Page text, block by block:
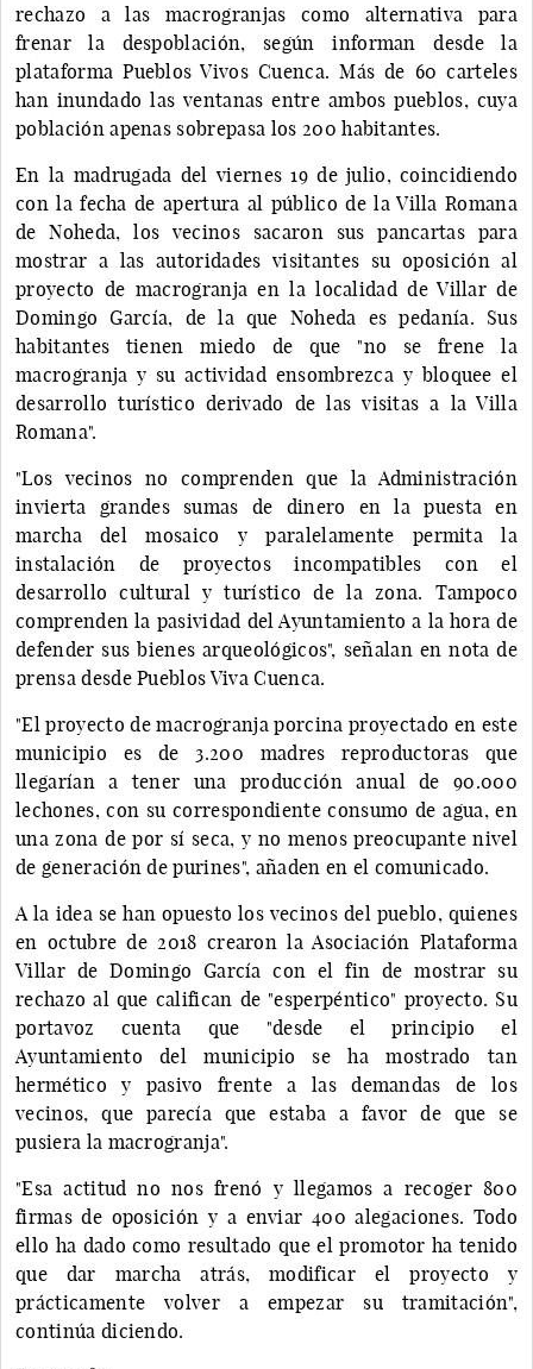
rechazo a las macrogranjas como alternativa para
frenar la despoblación, según informan desde la
plataforma Pueblos Vivos Cuenca. Más de 60 carteles
han inundado las ventanas entre ambos pueblos, cuya
población apenas sobrepasa los 200 habitantes.
En la madrugada del viernes 19 de julio, coincidiendo
con la fecha de apertura al público de la Villa Romana
de Noheda, los vecinos sacaron sus pancartas para
mostrar a las autoridades visitantes su oposición al
proyecto de macrogranja en la localidad de Villar de
Domingo García, de la que Noheda es pedanía. Sus
habitantes tienen miedo de que "no se frene la
macrogranja y su actividad ensombrezca y bloquee el
desarrollo turístico derivado de las visitas a la Villa
Romana".
"Los vecinos no comprenden que la Administración
invierta grandes sumas de dinero en la puesta en
marcha del mosaico y paralelamente permita la
instalación de proyectos incompatibles con el
desarrollo cultural y turístico de la zona. Tampoco
comprenden la pasividad del Ayuntamiento a la hora de
defender sus bienes arqueológicos", señalan en nota de
prensa desde Pueblos Viva Cuenca.
"El proyecto de macrogranja porcina proyectado en este
municipio es de 3.200 madres reproductoras que
llegarían a tener una producción anual de 90.000
lechones, con su correspondiente consumo de agua, en
una zona de por sí seca, y no menos preocupante nivel
de generación de purines", añaden en el comunicado.
A la idea se han opuesto los vecinos del pueblo, quienes
en octubre de 2018 crearon la Asociación Plataforma
Villar de Domingo García con el fin de mostrar su
rechazo al que califican de "esperpéntico" proyecto. Su
portavoz cuenta que "desde el principio el
Ayuntamiento del municipio se ha mostrado tan
hermético y pasivo frente a las demandas de los
vecinos, que parecía que estaba a favor de que se
pusiera la macrogranja".
"Esa actitud no nos frenó y llegamos a recoger 800
firmas de oposición y a enviar 400 alegaciones. Todo
ello ha dado como resultado que el promotor ha tenido
que dar marcha atrás, modificar el proyecto y
prácticamente volver a empezar su tramitación",
continúa diciendo.